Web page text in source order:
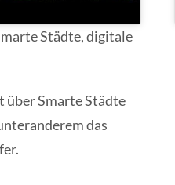
Städte, digitale
Smarte Städte
das